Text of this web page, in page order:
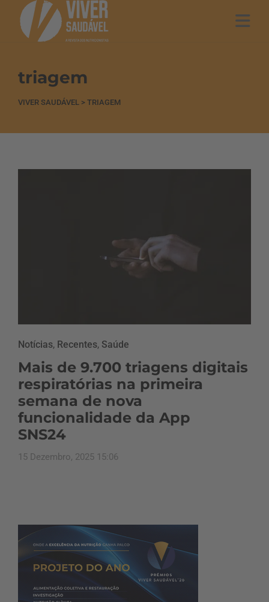
triagem
VIVER SAUDÁVEL > TRIAGEM
Notícias, Recentes, Saúde
Mais de 9.700 triagens digitais
respiratórias na primeira
semana de nova
funcionalidade da App
SNS24
15 Dezembro, 2025 15:06